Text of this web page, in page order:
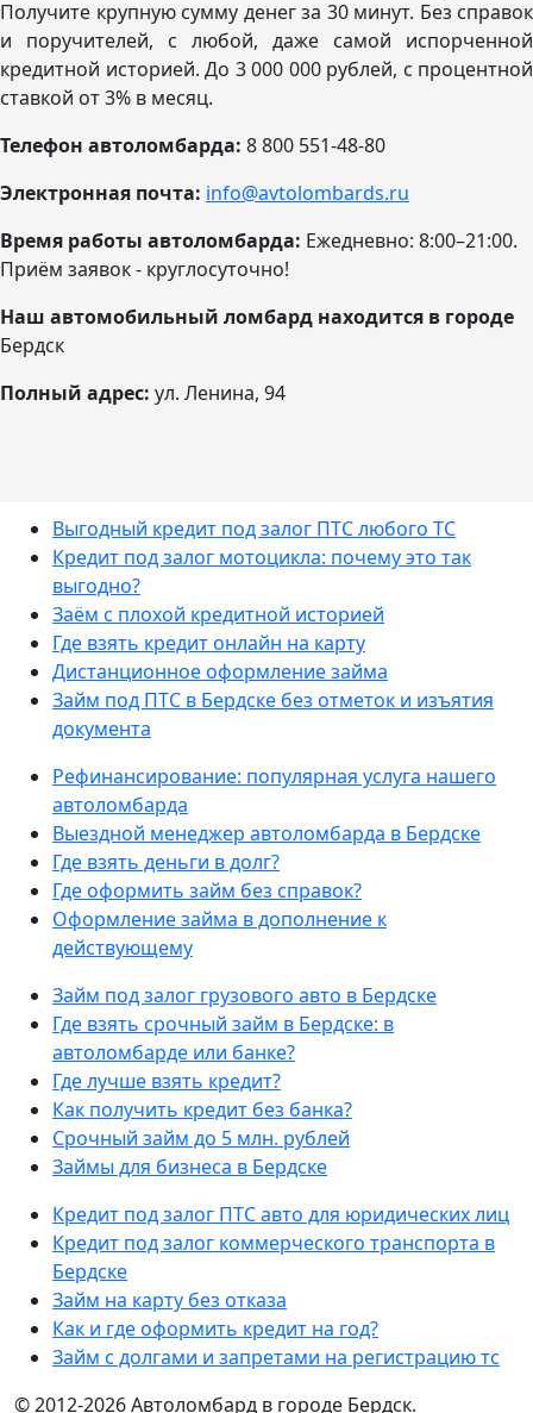
Получите крупную сумму денег за 30 минут. Без справок
и поручителей, с любой, даже самой испорченной
кредитной историей. До 3 000 000 рублей, с процентной
ставкой от 3% в месяц.
Телефон автоломбарда: 8 800 551-48-80
Электронная почта: info@avtolombards.ru
Время работы автоломбарда: Ежедневно: 8:00–21:00.
Приём заявок - круглосуточно!
Наш автомобильный ломбард находится в городе
Бердск
Полный адрес: ул. Ленина, 94
Выгодный кредит под залог ПТС любого ТС
Кредит под залог мотоцикла: почему это так
выгодно?
Заём с плохой кредитной историей
Где взять кредит онлайн на карту
Дистанционное оформление займа
Займ под ПТС в Бердске без отметок и изъятия
документа
Рефинансирование: популярная услуга нашего
автоломбарда
Выездной менеджер автоломбарда в Бердске
Где взять деньги в долг?
Где оформить займ без справок?
Оформление займа в дополнение к
действующему
Займ под залог грузового авто в Бердске
Где взять срочный займ в Бердске: в
автоломбарде или банке?
Где лучше взять кредит?
Как получить кредит без банка?
Срочный займ до 5 млн. рублей
Займы для бизнеса в Бердске
Кредит под залог ПТС авто для юридических лиц
Кредит под залог коммерческого транспорта в
Бердске
Займ на карту без отказа
Как и где оформить кредит на год?
Займ с долгами и запретами на регистрацию тс
© 2012-2026 Автоломбард в городе Бердск.